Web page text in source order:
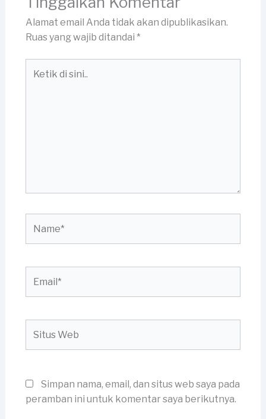
Alamat email Anda tidak akan dipublikasikan.
Ruas yang wajib ditandai *
Web
Simpan nama, email, dan situs web saya pada
peramban ini untuk komentar saya berikutnya.